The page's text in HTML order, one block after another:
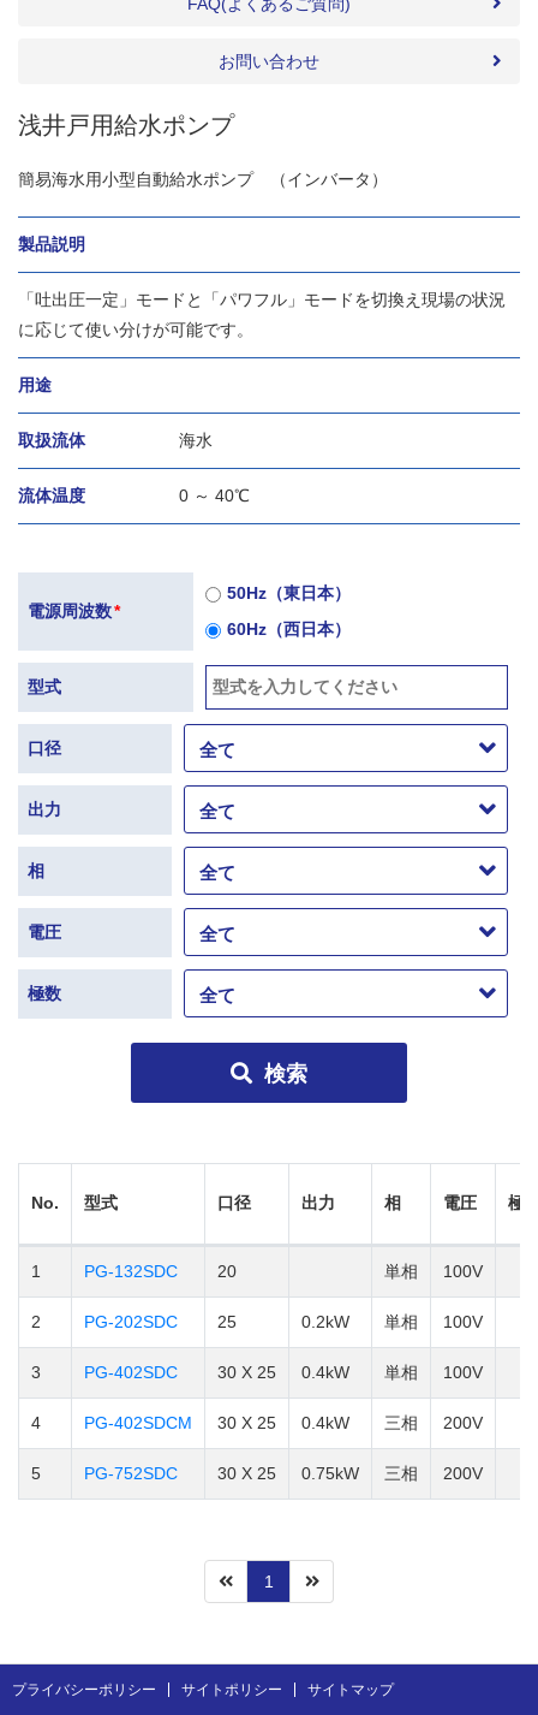
お問い合わせ
浅井戸用給水ポンプ
簡易海水用小型自動給水ポンプ （インバータ）
製品説明
「吐出圧一定」モードと「パワフル」モードを切換え現場の状況
に応じて使い分けが可能です。
用途
取扱流体 海水
流体温度 0 ～ 40℃
電源周波数*
50Hz（東日本）
60Hz（西日本）
型式
口径
出力
相
電圧
極数
検索
No. 型式 口径 出力 相 電圧 極
1 PG-132SDC 20 単相 100V
2 PG-202SDC 25 0.2kW 単相 100V
3 PG-402SDC 30 X 25 0.4kW 単相 100V
4 PG-402SDCM 30 X 25 0.4kW 三相 200V
5 PG-752SDC 30 X 25 0.75kW 三相 200V
1
プライバシーポリシー サイトポリシー サイトマップ